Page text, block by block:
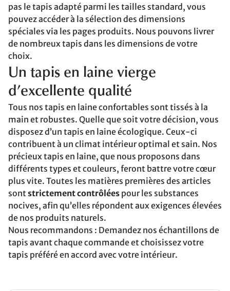
pas le tapis adapté parmi les tailles standard, vous
pouvez accéder à la sélection des dimensions
spéciales via les pages produits. Nous pouvons livrer
de nombreux tapis dans les dimensions de votre
choix.
Un tapis en laine vierge
d’excellente qualité
Tous nos tapis en laine confortables sont tissés à la
main et robustes. Quelle que soit votre décision, vous
disposez d’un tapis en laine écologique. Ceux-ci
contribuent à un climat intérieur optimal et sain. Nos
précieux tapis en laine, que nous proposons dans
différents types et couleurs, feront battre votre cœur
plus vite. Toutes les matières premières des articles
sontstrictement contrôlées pour les substances
nocives, afin qu’elles répondent aux exigences élevées
de nos produits naturels.
Nous recommandons : Demandez nos échantillons de
tapis avant chaque commande et choisissez votre
tapis préféré en accord avec votre intérieur.